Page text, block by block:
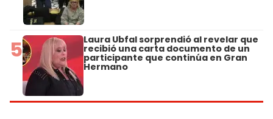
5 Laura Ubfal sorprendió al revelar que
recibió una carta documento de un
participante que continúa en Gran
Hermano